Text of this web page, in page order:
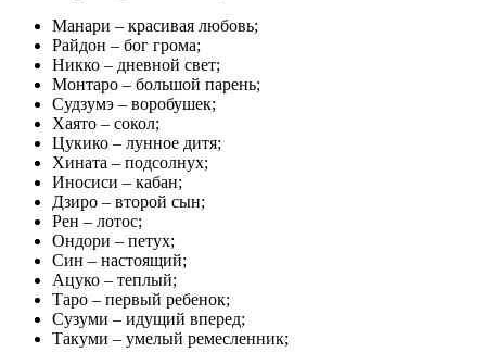
Манари – красивая любовь;
Райдон – бог грома;
Никко – дневной свет;
Монтаро – большой парень;
Судзумэ – воробушек;
Хаято – сокол;
Цукико – лунное дитя;
Хината – подсолнух;
Иносиси – кабан;
Дзиро – второй сын;
Рен – лотос;
Ондори – петух;
Син – настоящий;
Ацуко – теплый;
Таро – первый ребенок;
Сузуми – идущий вперед;
Такуми – умелый ремесленник;